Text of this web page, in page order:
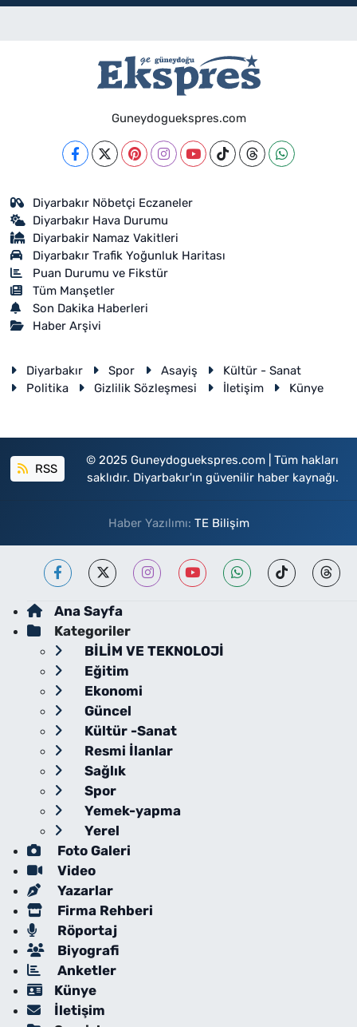
Guneydoguekspres.com
Diyarbakır Nöbetçi Eczaneler
Diyarbakır Hava Durumu
Diyarbakir Namaz Vakitleri
Diyarbakır Trafik Yoğunluk Haritası
Puan Durumu ve Fikstür
Tüm Manşetler
Son Dakika Haberleri
Haber Arşivi
Diyarbakır Spor Asayiş
Kültür - Sanat
Politika
Gizlilik Sözleşmesi İletişim Künye
RSS
© 2025 Guneydoguekspres.com | Tüm hakları
saklıdır. Diyarbakır'ın güvenilir haber kaynağı.
Haber Yazılımı: TE Bilişim
Ana Sayfa
Kategoriler
BİLİM VE TEKNOLOJİ
Eğitim
Ekonomi
Güncel
Kültür -Sanat
Resmi İlanlar
Sağlık
Spor
Yemek-yapma
Yerel
Foto Galeri
Video
Yazarlar
Firma Rehberi
Röportaj
Biyografi
Anketler
Künye
İletişim